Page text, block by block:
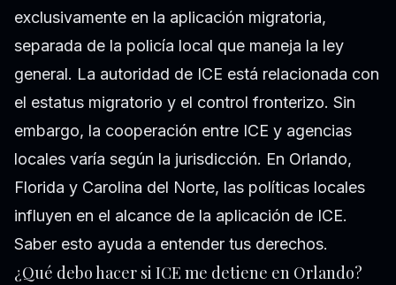
exclusivamente en la aplicación migratoria,
separada de la policía local que maneja la ley
general. La autoridad de ICE está relacionada con
el estatus migratorio y el control fronterizo. Sin
embargo, la cooperación entre ICE y agencias
locales varía según la jurisdicción. En Orlando,
Florida y Carolina del Norte, las políticas locales
influyen en el alcance de la aplicación de ICE.
Saber esto ayuda a entender tus derechos.
¿Qué debo hacer si ICE me detiene en Orlando?